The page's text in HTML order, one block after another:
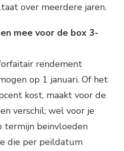
over meerdere jaren.
mee voor de box 3-
rendement
op 1 januari. Of het
kost, maakt voor de
verschil; wel voor je
termijn beinvloeden
die per peildatum